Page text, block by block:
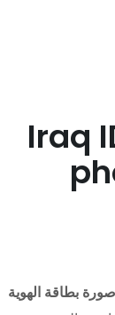
Iraq